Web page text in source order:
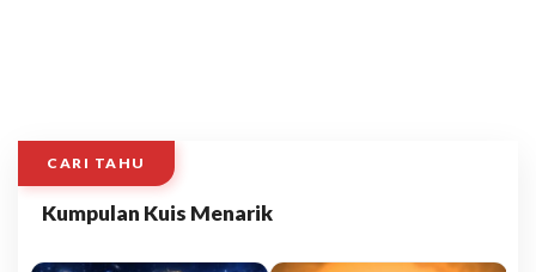
CARI TAHU
Kumpulan Kuis Menarik